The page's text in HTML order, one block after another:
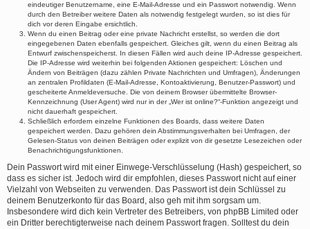
eindeutiger Benutzername, eine E-Mail-Adresse und ein Passwort notwendig. Wenn
durch den Betreiber weitere Daten als notwendig festgelegt wurden, so ist dies für
dich vor deren Eingabe ersichtlich.
Wenn du einen Beitrag oder eine private Nachricht erstellst, so werden die dort
eingegebenen Daten ebenfalls gespeichert. Gleiches gilt, wenn du einen Beitrag als
Entwurf zwischenspeicherst. In diesen Fällen wird auch deine IP-Adresse gespeichert.
Die IP-Adresse wird weiterhin bei folgenden Aktionen gespeichert: Löschen und
Ändern von Beiträgen (dazu zählen Private Nachrichten und Umfragen), Änderungen
an zentralen Profildaten (E-Mail-Adresse, Kontoaktivierung, Benutzer-Passwort) und
gescheiterte Anmeldeversuche. Die von deinem Browser übermittelte Browser-
Kennzeichnung (User Agent) wird nur in der „Wer ist online?“-Funktion angezeigt und
nicht dauerhaft gespeichert.
Schließlich erfordern einzelne Funktionen des Boards, dass weitere Daten
gespeichert werden. Dazu gehören dein Abstimmungsverhalten bei Umfragen, der
Gelesen-Status von deinen Beiträgen oder explizit von dir gesetzte Lesezeichen oder
Benachrichtigungsfunktionen.
Dein Passwort wird mit einer Einwege-Verschlüsselung (Hash) gespeichert, so
dass es sicher ist. Jedoch wird dir empfohlen, dieses Passwort nicht auf einer
Vielzahl von Webseiten zu verwenden. Das Passwort ist dein Schlüssel zu
deinem Benutzerkonto für das Board, also geh mit ihm sorgsam um.
Insbesondere wird dich kein Vertreter des Betreibers, von phpBB Limited oder
ein Dritter berechtigterweise nach deinem Passwort fragen. Solltest du dein